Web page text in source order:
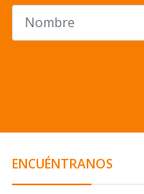
ENCUÉNTRANOS